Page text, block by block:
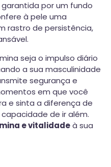
por um fundo
à pele uma
rastro de persistência,
seja o impulso diário
a sua masculinidade
segurança e
em que você
e sinta a diferença de
de ir além.
e vitalidadeà sua